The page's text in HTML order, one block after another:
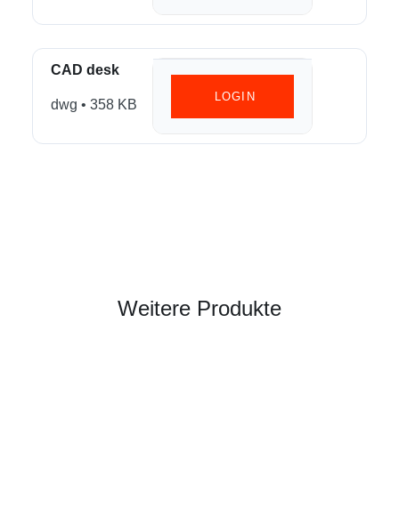
CAD desk
dwg • 358 KB
LOGIN
Weitere Produkte